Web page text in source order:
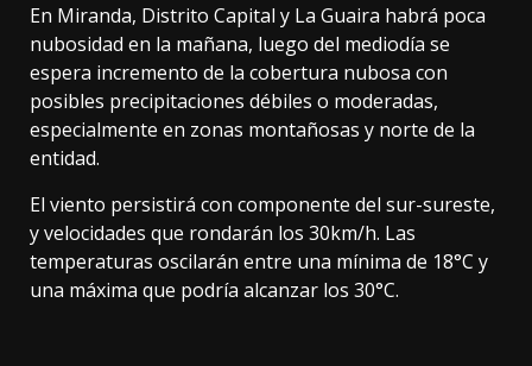
En Miranda, Distrito Capital y La Guaira habrá poca
nubosidad en la mañana, luego del mediodía se
espera incremento de la cobertura nubosa con
posibles precipitaciones débiles o moderadas,
especialmente en zonas montañosas y norte de la
entidad.
El viento persistirá con componente del sur-sureste,
y velocidades que rondarán los 30km/h. Las
temperaturas oscilarán entre una mínima de 18°C y
una máxima que podría alcanzar los 30°C.